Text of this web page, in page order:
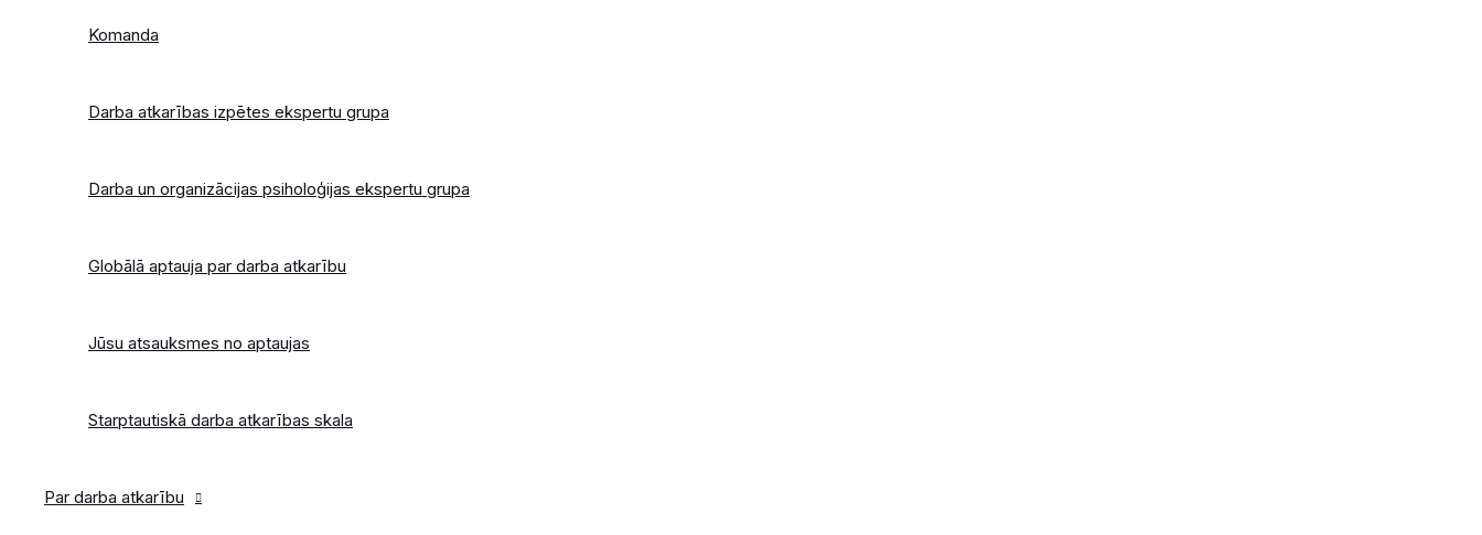
Komanda
Darba atkarības izpētes ekspertu grupa
Darba un organizācijas psiholoģijas ekspertu grupa
Globālā aptauja par darba atkarību
Jūsu atsauksmes no aptaujas
Starptautiskā darba atkarības skala
Par darba atkarību